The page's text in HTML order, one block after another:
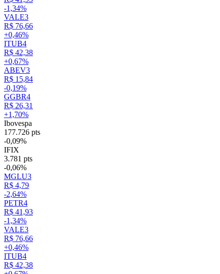
-1,34%
VALE3
R$ 76,66
+0,46%
ITUB4
R$ 42,38
+0,67%
ABEV3
R$ 15,84
-0,19%
GGBR4
R$ 26,31
+1,70%
Ibovespa
177.726 pts
-0,09%
IFIX
3.781 pts
-0,06%
MGLU3
R$ 4,79
-2,64%
PETR4
R$ 41,93
-1,34%
VALE3
R$ 76,66
+0,46%
ITUB4
R$ 42,38